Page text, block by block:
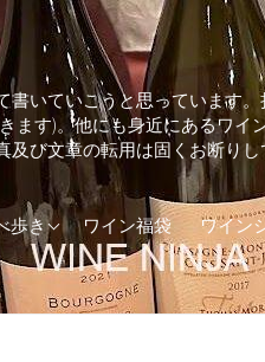
いていこうと思っています
ます)。他にも身近にあるワ
び文章の転用は固くお断り
歩き
・うどん
かつ
リアン
ワイン福袋 ワイン
兵庫県
東京都